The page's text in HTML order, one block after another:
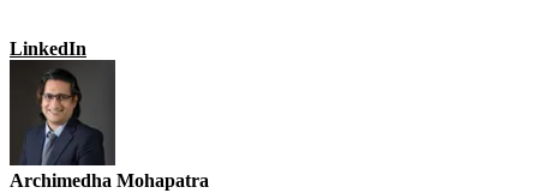
LinkedIn
Archimedha Mohapatra